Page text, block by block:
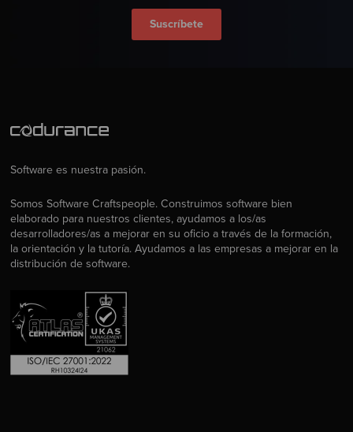
Suscríbete
Software es nuestra pasión.
Somos Software Craftspeople. Construimos software bien
elaborado para nuestros clientes, ayudamos a los/as
desarrolladores/as a mejorar en su oficio a través de la formación,
la orientación y la tutoría. Ayudamos a las empresas a mejorar en la
distribución de software.